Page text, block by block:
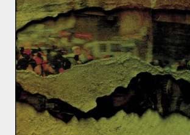
impopulaire auprès des Kurdes
remédier, Erdogan a prévu de « ré-
avec l’aide des réfugiés installés en
les principaux partis politiques turcs,
pro-kurde, sont solidaires de
a pour l’instant un écho plutôt
opposées à la guerre ont déjà été
institutions religieuses sont mises à
permettant un contrôle efficace